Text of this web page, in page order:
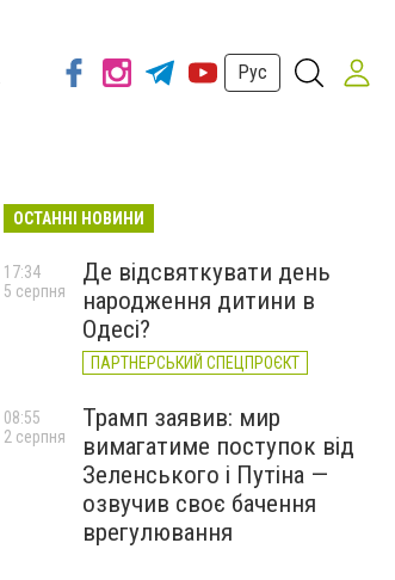
Рус
ОСТАННІ НОВИНИ
Де відсвяткувати день
народження дитини в
Одесі?
ПАРТНЕРСЬКИЙ СПЕЦПРОЄКТ
17:34
5 серпня
Трамп заявив: мир
вимагатиме поступок від
Зеленського і Путіна —
озвучив своє бачення
врегулювання
08:55
2 серпня